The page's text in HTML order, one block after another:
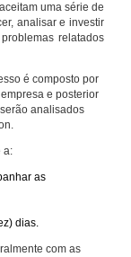
uma série de
analisar e investir
relatados
é composto por
e posterior
analisados
a:
as
dias.
com as